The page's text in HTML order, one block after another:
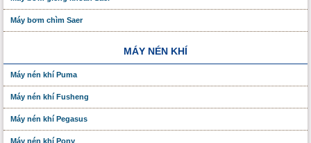
Máy bơm chìm Saer
MÁY NÉN KHÍ
Máy nén khí Puma
Máy nén khí Fusheng
Máy nén khí Pegasus
Máy nén khí Pony